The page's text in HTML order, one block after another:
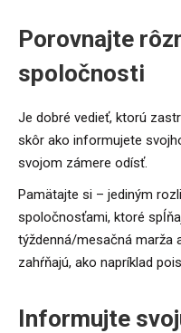
Porovnajte
spoločnosti
Je dobré vedieť, ktorú
skôr ako informujete
svojom zámere odísť.
Pamätajte si – jediným
spoločnosťami, ktoré
týždenná/mesačná marža
zahŕňajú, ako napríklad
Informujte